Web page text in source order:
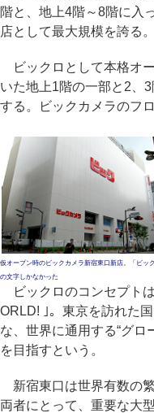
階と、地上4階～8階に入
店として最大規模を誇る。
ビックロとして本格オ
いた地上1階の一部と2、
する。ビックカメラのフ
仮オープン時のビックカメラ新宿東口新店。「ビック
の文字しかなかった
ビックロのコンセプト
ORLD! ｣。東京を訪れた
な、世界に通用する“グロ
を目指すという。
新宿東口は世界有数の
両者にとって、重要な大